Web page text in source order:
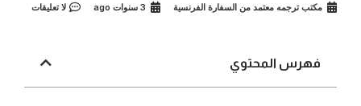
مكتب ترجمه معتمد من السفارة الفرنسية 3 سنوات ago لا تعليقات
فهرس المحتوي